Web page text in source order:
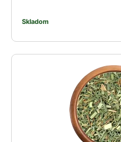
Skladom